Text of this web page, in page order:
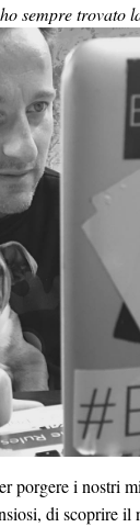
sempre trovato
porgere i nostri
di scoprire il